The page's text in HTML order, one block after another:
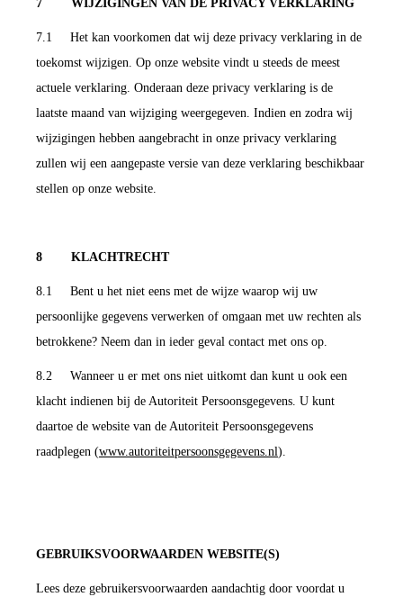
7 WIJZIGINGEN VAN DE PRIVACY VERKLARING
7.1 Het kan voorkomen dat wij deze privacy verklaring in de
toekomst wijzigen. Op onze website vindt u steeds de meest
actuele verklaring. Onderaan deze privacy verklaring is de
laatste maand van wijziging weergegeven. Indien en zodra wij
wijzigingen hebben aangebracht in onze privacy verklaring
zullen wij een aangepaste versie van deze verklaring beschikbaar
stellen op onze website.
8 KLACHTRECHT
8.1 Bent u het niet eens met de wijze waarop wij uw
persoonlijke gegevens verwerken of omgaan met uw rechten als
betrokkene? Neem dan in ieder geval contact met ons op.
8.2 Wanneer u er met ons niet uitkomt dan kunt u ook een
klacht indienen bij de Autoriteit Persoonsgegevens. U kunt
daartoe de website van de Autoriteit Persoonsgegevens
raadplegen (www.autoriteitpersoonsgegevens.nl).
GEBRUIKSVOORWAARDEN WEBSITE(S)
Lees deze gebruikersvoorwaarden aandachtig door voordat u